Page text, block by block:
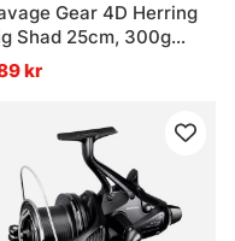
Gear 4D Herring
Shad 25cm, 300g
- Green Mackerel
kr